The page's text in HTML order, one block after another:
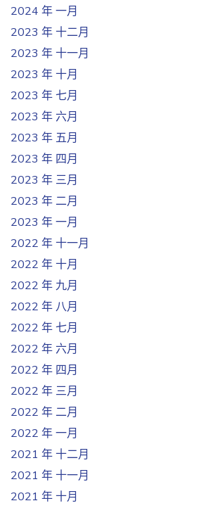
2024 年 一月
2023 年 十二月
2023 年 十一月
2023 年 十月
2023 年 七月
2023 年 六月
2023 年 五月
2023 年 四月
2023 年 三月
2023 年 二月
2023 年 一月
2022 年 十一月
2022 年 十月
2022 年 九月
2022 年 八月
2022 年 七月
2022 年 六月
2022 年 四月
2022 年 三月
2022 年 二月
2022 年 一月
2021 年 十二月
2021 年 十一月
2021 年 十月